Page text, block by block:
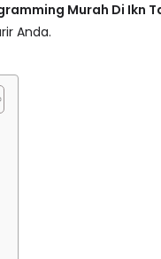
Murah Di Ikn
Anda.